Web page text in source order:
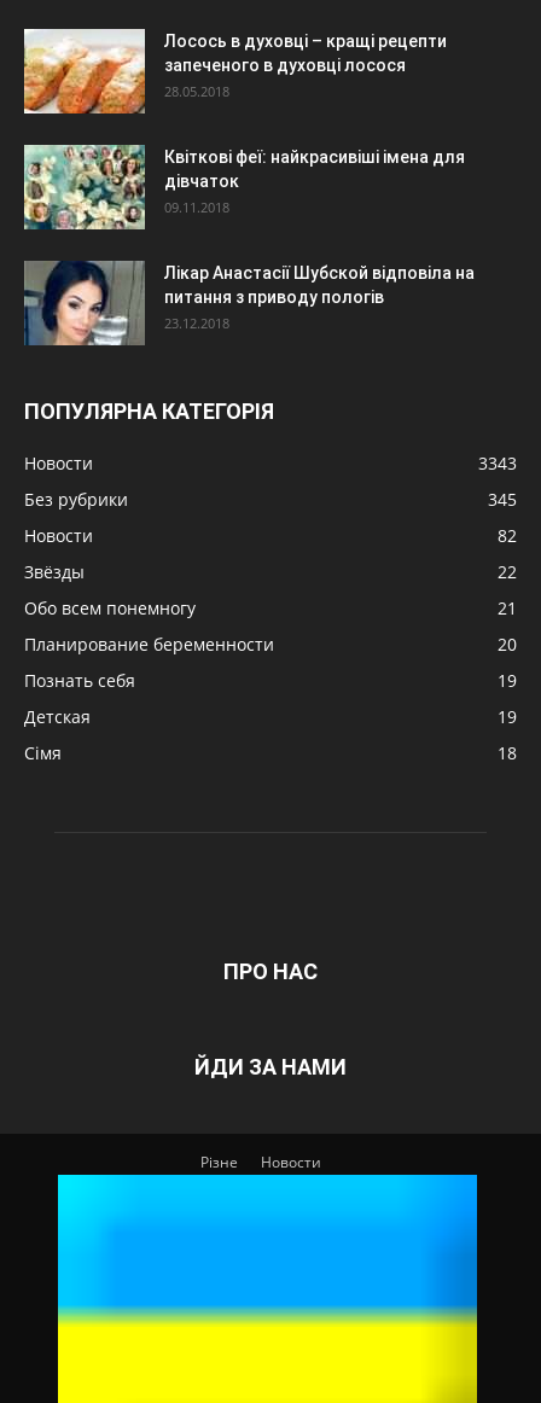
Лосось в духовці – кращі рецепти
запеченого в духовці лосося
28.05.2018
Квіткові феї: найкрасивіші імена для
дівчаток
09.11.2018
Лікар Анастасії Шубской відповіла на
питання з приводу пологів
23.12.2018
ПОПУЛЯРНА КАТЕГОРІЯ
Новости
3343
Без рубрики
345
Новости
82
Звёзды
22
Обо всем понемногу
21
Планирование беременности
20
Познать себя
19
Детская
19
Сімя
18
ПРО НАС
ЙДИ ЗА НАМИ
Різне Новости